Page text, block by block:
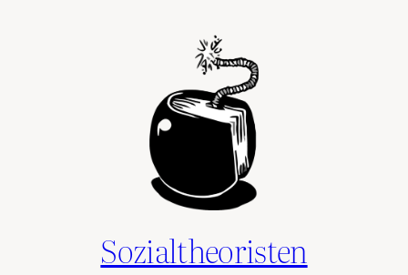
Sozialtheoristen